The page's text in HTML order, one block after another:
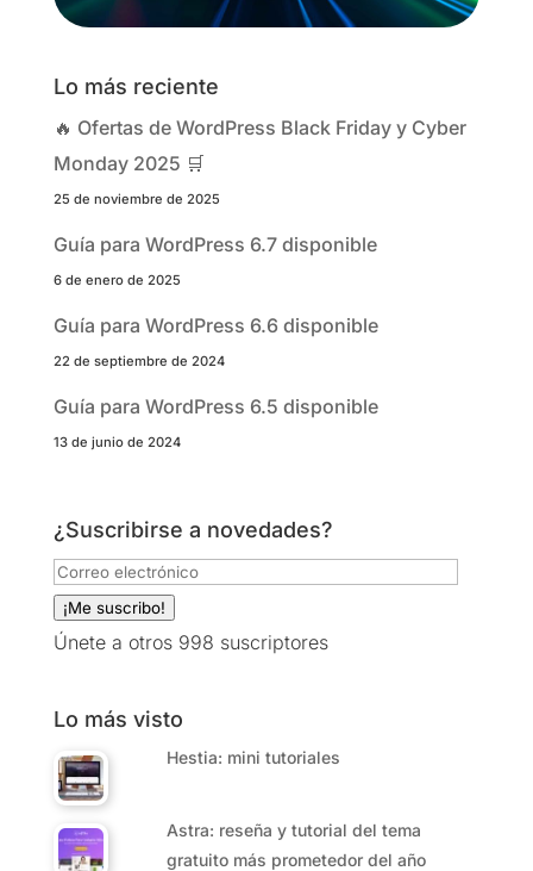
Lo más reciente
🔥 Ofertas de WordPress Black Friday y Cyber
Monday 2025 🛒
25 de noviembre de 2025
Guía para WordPress 6.7 disponible
6 de enero de 2025
Guía para WordPress 6.6 disponible
22 de septiembre de 2024
Guía para WordPress 6.5 disponible
13 de junio de 2024
¿Suscribirse a novedades?
Correo
electrónico
¡Me suscribo!
Únete a otros 998 suscriptores
Lo más visto
Hestia: mini tutoriales
Astra: reseña y tutorial del tema
gratuito más prometedor del año